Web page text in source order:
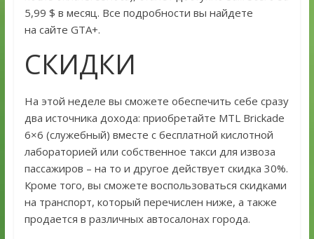
5,99 $ в месяц. Все подробности вы найдете
на сайте GTA+.
СКИДКИ
На этой неделе вы сможете обеспечить себе сразу
два источника дохода: приобретайте MTL Brickade
6×6 (служебный) вместе с бесплатной кислотной
лабораторией или собственное такси для извоза
пассажиров – на то и другое действует скидка 30%.
Кроме того, вы сможете воспользоваться скидками
на транспорт, который перечислен ниже, а также
продается в различных автосалонах города.